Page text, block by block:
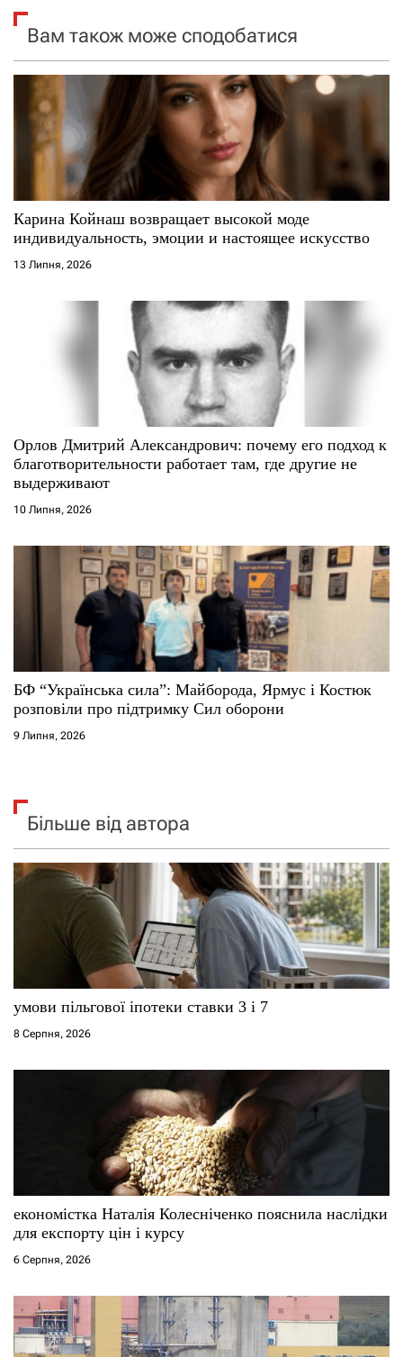
я
з
с
і
Вам також може сподобатися
Карина Койнаш возвращает высокой моде
индивидуальность, эмоции и настоящее искусство
13 Липня, 2026
Орлов Дмитрий Александрович: почему его подход к
благотворительности работает там, где другие не
выдерживают
10 Липня, 2026
БФ “Українська сила”: Майборода, Ярмус і Костюк
розповіли про підтримку Сил оборони
9 Липня, 2026
Більше від автора
умови пільгової іпотеки ставки 3 і 7
8 Серпня, 2026
економістка Наталія Колесніченко пояснила наслідки
для експорту цін і курсу
6 Серпня, 2026